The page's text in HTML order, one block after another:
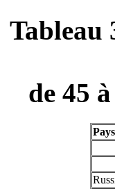
Tableau
de 45
Pays